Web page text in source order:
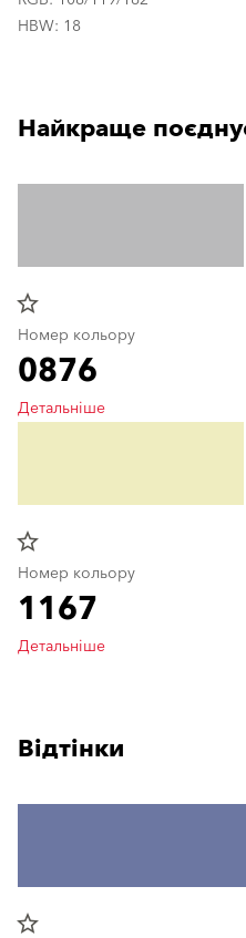
HBW: 18
Найкраще
star_border
Номер кольору
0876
Детальніше
star_border
Номер кольору
1167
Детальніше
Відтінки
star_border